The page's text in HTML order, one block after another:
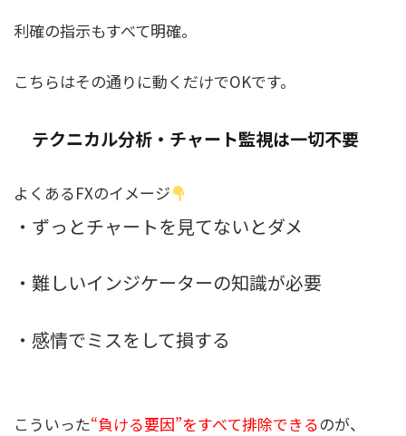
利確の指示もすべて明確。
こちらはその通りに動くだけでOKです。
テクニカル分析・チャート監視は一切不要
よくあるFXのイメージ
・ずっとチャートを見てないとダメ
・難しいインジケーターの知識が必要
・感情でミスをして損する
こういった“負ける要因”をすべて排除できるのが、